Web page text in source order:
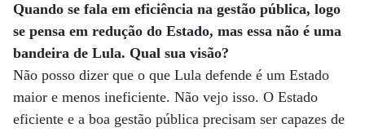
Quando se fala em eficiência na gestão pública, logo
se pensa em redução do Estado, mas essa não é uma
bandeira de Lula. Qual sua visão?
Não posso dizer que o que Lula defende é um Estado
maior e menos ineficiente. Não vejo isso. O Estado
eficiente e a boa gestão pública precisam ser capazes de